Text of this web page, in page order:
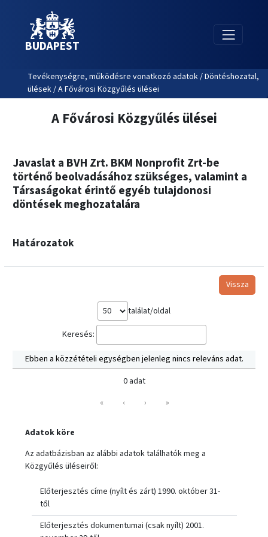
BUDAPEST
Tevékenységre, működésre vonatkozó adatok / Döntéshozatal,
ülések / A Fővárosi Közgyűlés ülései
A Fővárosi Közgyűlés ülései
Javaslat a BVH Zrt. BKM Nonprofit Zrt-be
történő beolvadásához szükséges, valamint a
Társaságokat érintő egyéb tulajdonosi
döntések meghozatalára
Határozatok
Vissza
találat/oldal
Keresés:
Ebben a közzétételi egységben jelenleg nincs releváns adat.
0 adat
«
‹ › »
Adatok köre
Az adatbázisban az alábbi adatok találhatók meg a
Közgyűlés üléseiről:
Előterjesztés címe (nyílt és zárt) 1990. október 31-
től
Előterjesztés dokumentumai (csak nyílt) 2001.